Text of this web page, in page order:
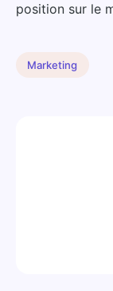
position sur le
Marketing